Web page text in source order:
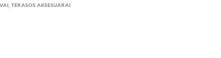
,TERASOS AKSESUARAI